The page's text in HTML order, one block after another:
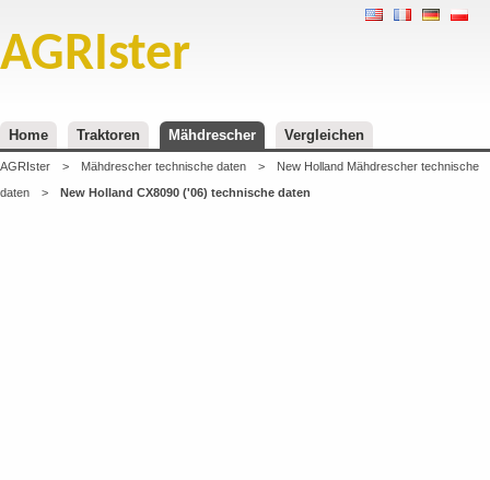
AGRIster
Home Traktoren Mähdrescher Vergleichen
AGRIster > Mähdrescher technische daten >
New Holland Mähdrescher technische
daten
> New Holland CX8090 ('06) technische daten